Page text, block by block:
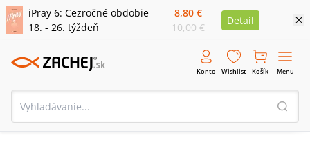
iPray 6: Cezročné obdobie
18. - 26. týždeň
8,80 €
10,00 €
Detail
Konto Wishlist Košík Menu